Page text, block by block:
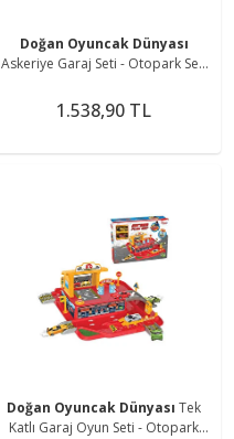
Doğan Oyuncak Dünyası
Askeriye Garaj Seti - Otopark Seti
Istasyon
1.538,90 TL
Doğan Oyuncak Dünyası Tek
Katlı Garaj Oyun Seti - Otopark